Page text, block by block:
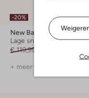
-20%
New Balance
Lage sneakers
€ 119,99
+ meer kleuren